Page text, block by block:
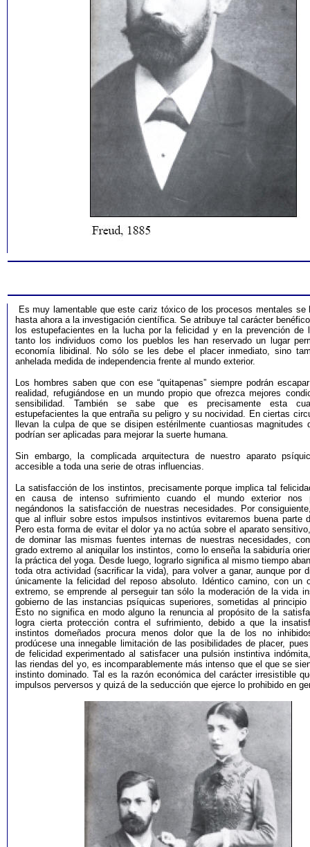
Es muy lamentable que este cariz tóxico de los procesos mentales se
hasta ahora a la investigación científica. Se atribuye tal carácter
los estupefacientes en la lucha por la felicidad y en la prevención de
tanto los individuos como los pueblos les han reservado un lugar
economía libidinal. No sólo se les debe el placer inmediato, sino
anhelada medida de independencia frente al mundo exterior.
Los hombres saben que con ese “quitapenas” siempre podrán
realidad, refugiándose en un mundo propio que ofrezca mejores
sensibilidad. También se sabe que es precisamente esta
estupefacientes la que entraña su peligro y su nocividad. En ciertas
llevan la culpa de que se disipen estérilmente cuantiosas magnitudes
podrían ser aplicadas para mejorar la suerte humana.
Sin embargo, la complicada arquitectura de nuestro aparato
accesible a toda una serie de otras influencias.
La satisfacción de los instintos, precisamente porque implica tal
en causa de intenso sufrimiento cuando el mundo exterior nos
negándonos la satisfacción de nuestras necesidades. Por
que al influir sobre estos impulsos instintivos evitaremos buena parte
Pero esta forma de evitar el dolor ya no actúa sobre el aparato
de dominar las mismas fuentes internas de nuestras necesidades,
grado extremo al aniquilar los instintos, como lo enseña la sabiduría
la práctica del yoga. Desde luego, lograrlo significa al mismo tiempo
toda otra actividad (sacrificar la vida), para volver a ganar, aunque por
únicamente la felicidad del reposo absoluto. Idéntico camino, con un
extremo, se emprende al perseguir tan sólo la moderación de la vida
gobierno de las instancias psíquicas superiores, sometidas al
Esto no significa en modo alguno la renuncia al propósito de la
logra cierta protección contra el sufrimiento, debido a que la
instintos domeñados procura menos dolor que la de los no
prodúcese una innegable limitación de las posibilidades de placer,
de felicidad experimentado al satisfacer una pulsión instintiva
las riendas del yo, es incomparablemente más intenso que el que se
instinto dominado. Tal es la razón económica del carácter irresistible
impulsos perversos y quizá de la seducción que ejerce lo prohibido en